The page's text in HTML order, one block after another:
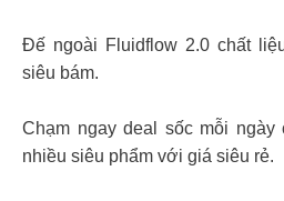
Đế ngoài Fluidflow 2.0 chất
siêu bám.
Chạm ngay deal sốc mỗi ngày
nhiều siêu phẩm với giá siêu rẻ.